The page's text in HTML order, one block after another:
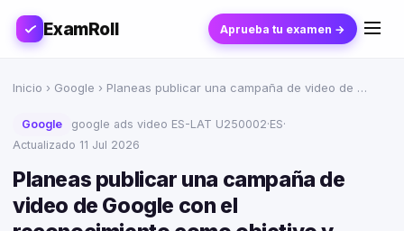
ExamRoll Aprueba tu examen →
Inicio › Google › Planeas publicar una campaña de video de …
Google google ads video ES-LAT U250002·ES·
Actualizado 11 Jul 2026
Planeas publicar una campaña de
video de Google con el